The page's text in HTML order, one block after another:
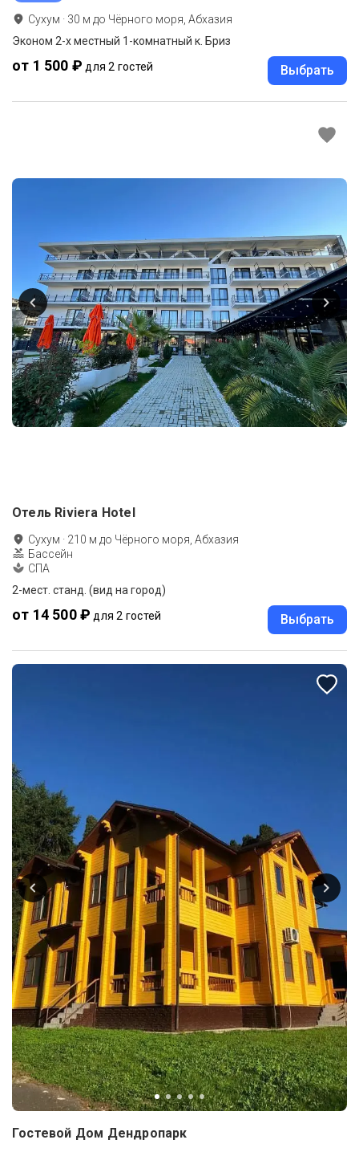
Сухум · 30 м до Чёрного моря, Абхазия
Эконом 2-х местный 1-комнатный к. Бриз
от 1 500 ₽ для 2 гостей Выбрать
Отель Riviera Hotel
Сухум · 210 м до Чёрного моря, Абхазия
Бассейн
СПА
2-мест. станд. (вид на город)
от 14 500 ₽ для 2 гостей Выбрать
Гостевой Дом Дендропарк